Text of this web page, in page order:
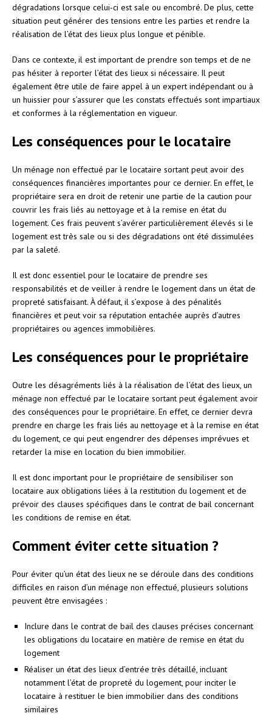
dégradations lorsque celui-ci est sale ou encombré. De plus, cette
situation peut générer des tensions entre les parties et rendre la
réalisation de l’état des lieux plus longue et pénible.
Dans ce contexte, il est important de prendre son temps et de ne
pas hésiter à reporter l’état des lieux si nécessaire. Il peut
également être utile de faire appel à un expert indépendant ou à
un huissier pour s’assurer que les constats effectués sont impartiaux
et conformes à la réglementation en vigueur.
Les conséquences pour le locataire
Un ménage non effectué par le locataire sortant peut avoir des
conséquences financières importantes pour ce dernier. En effet, le
propriétaire sera en droit de retenir une partie de la caution pour
couvrir les frais liés au nettoyage et à la remise en état du
logement. Ces frais peuvent s’avérer particulièrement élevés si le
logement est très sale ou si des dégradations ont été dissimulées
par la saleté.
Il est donc essentiel pour le locataire de prendre ses
responsabilités et de veiller à rendre le logement dans un état de
propreté satisfaisant. À défaut, il s’expose à des pénalités
financières et peut voir sa réputation entachée auprès d’autres
propriétaires ou agences immobilières.
Les conséquences pour le propriétaire
Outre les désagréments liés à la réalisation de l’état des lieux, un
ménage non effectué par le locataire sortant peut également avoir
des conséquences pour le propriétaire. En effet, ce dernier devra
prendre en charge les frais liés au nettoyage et à la remise en état
du logement, ce qui peut engendrer des dépenses imprévues et
retarder la mise en location du bien immobilier.
Il est donc important pour le propriétaire de sensibiliser son
locataire aux obligations liées à la restitution du logement et de
prévoir des clauses spécifiques dans le contrat de bail concernant
les conditions de remise en état.
Comment éviter cette situation ?
Pour éviter qu’un état des lieux ne se déroule dans des conditions
difficiles en raison d’un ménage non effectué, plusieurs solutions
peuvent être envisagées :
Inclure dans le contrat de bail des clauses précises concernant
les obligations du locataire en matière de remise en état du
logement
Réaliser un état des lieux d’entrée très détaillé, incluant
notamment l’état de propreté du logement, pour inciter le
locataire à restituer le bien immobilier dans des conditions
similaires